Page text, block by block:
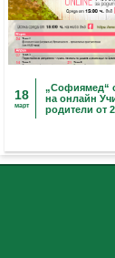
18
март
„Софиямед“
на онлайн
родители от